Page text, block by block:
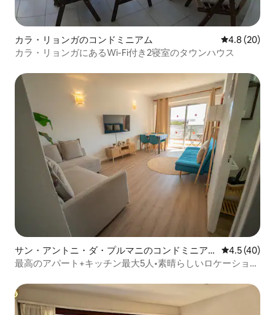
カラ・リョンガのコンドミニアム レビュー20
4.8 (20)
カラ・リョンガにあるWi-Fi付き2寝室のタウンハウス
サン・アントニ・ダ・プルマニのコンドミニア
ム
レビュー40
4.5 (40)
最高のアパート+キッチン最大5人•素晴らしいロケーショ